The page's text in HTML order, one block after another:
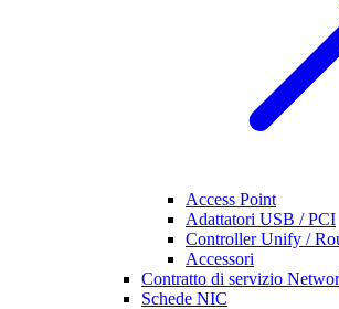
Access Point
Adattatori USB / PCI
Controller Unify /
Accessori
Contratto di servizio
Schede NIC